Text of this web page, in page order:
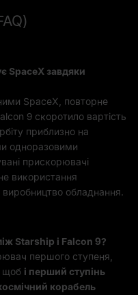
SpaceX завдяки
SpaceX, повторне
9 скоротило вартість
приблизно на
одноразовими
прискорювачі
використання
обладнання.
Starship і Falcon 9?
першого ступеня,
щоб і перший ступінь
корабель